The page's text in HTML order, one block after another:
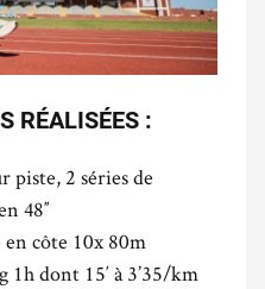
RÉALISÉES :
piste, 2 séries de
48″
en côte 10x 80m
1h dont 15′ à 3’35/km